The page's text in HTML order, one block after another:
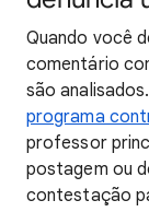
Quando você
comentário
são
programa
professor
postagem ou
contestação